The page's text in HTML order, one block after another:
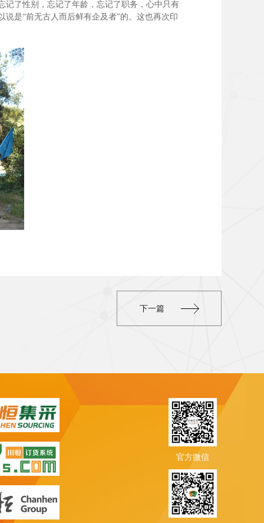
记了性别，忘记了年龄，忘记了职务，心中只有
是“前无古人而后鲜有企及者”的。这也再次印
下一篇
官方微信